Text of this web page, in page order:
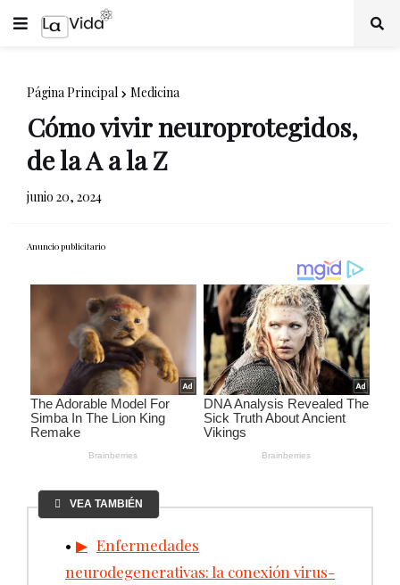
Página Principal Medicina
Cómo vivir neuroprotegidos,
de la A a la Z
junio 20, 2024
Anuncio publicitario
VEA TAMBIÉN
Enfermedades
neurodegenerativas: la conexión virus-